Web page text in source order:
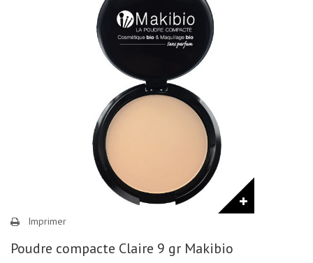
Imprimer
Poudre compacte Claire 9 gr Makibio